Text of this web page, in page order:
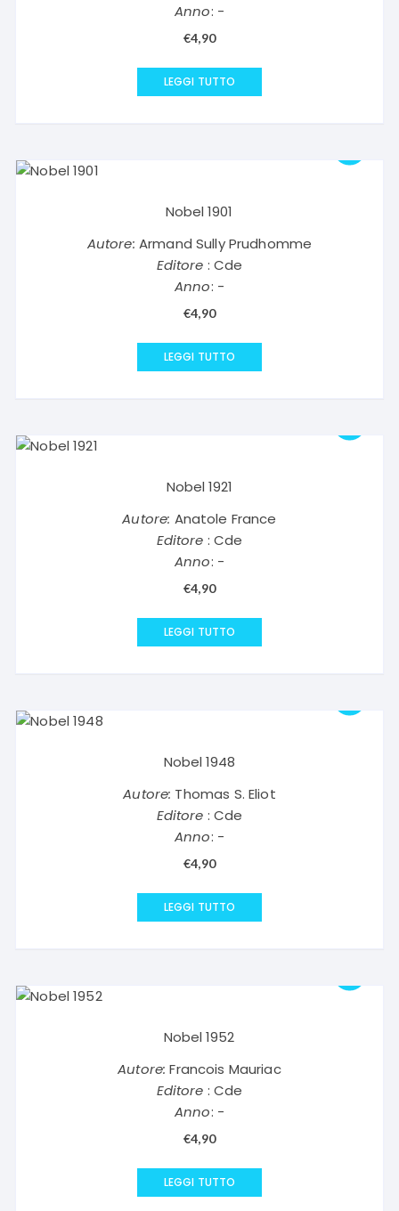
Anno: -
€4,90
LEGGI TUTTO
Nobel 1901
Autore: Armand Sully Prudhomme
Editore : Cde
Anno: -
€4,90
LEGGI TUTTO
Nobel 1921
Autore: Anatole France
Editore : Cde
Anno: -
€4,90
LEGGI TUTTO
Nobel 1948
Autore: Thomas S. Eliot
Editore : Cde
Anno: -
€4,90
LEGGI TUTTO
Nobel 1952
Autore: Francois Mauriac
Editore : Cde
Anno: -
€4,90
LEGGI TUTTO